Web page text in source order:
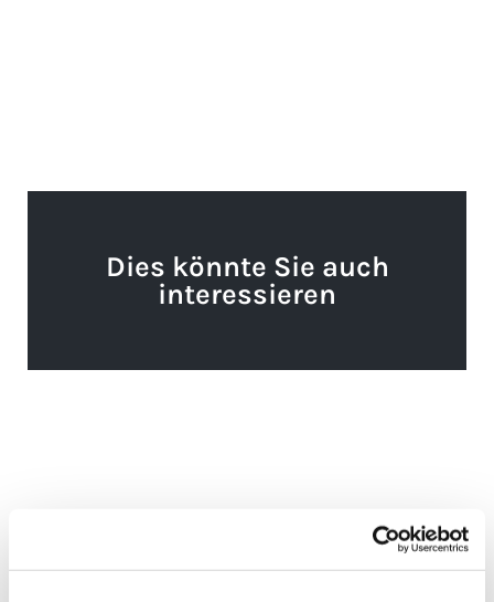
Dies könnte Sie auch
interessieren